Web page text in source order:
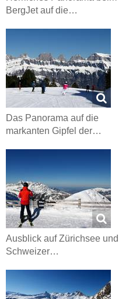
BergJet auf die…
Das Panorama auf die
markanten Gipfel der…
Ausblick auf Zürichsee und
Schweizer…